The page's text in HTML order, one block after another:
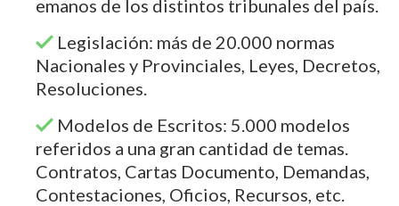
emanos de los distintos tribunales del país.
Legislación: más de 20.000 normas
Nacionales y Provinciales, Leyes, Decretos,
Resoluciones.
Modelos de Escritos: 5.000 modelos
referidos a una gran cantidad de temas.
Contratos, Cartas Documento, Demandas,
Contestaciones, Oficios, Recursos, etc.